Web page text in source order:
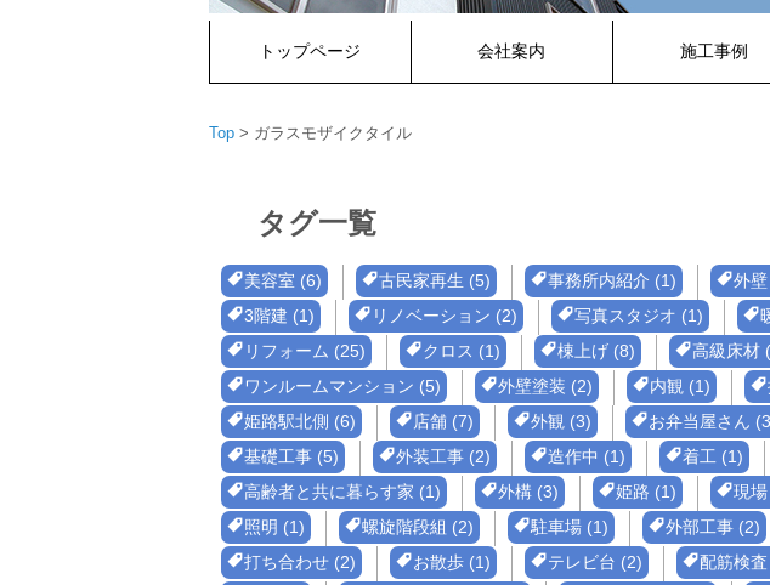
トップページ 会社案内 施工事例
Top > ガラスモザイクタイル
タグ一覧
美容室 (6) 古民家再生 (5) 事務所内紹介 (1) 外
3階建 (1)
リノベーション (2) 写真スタジオ (1)
リフォーム (25)
クロス (1) 棟上げ (8)
高級床材
ワンルームマンション (5)
外壁塗装 (2) 内観 (1)
姫路駅北側 (6)
店舗 (7) 外観 (3) お弁当屋さん
基礎工事 (5)
外装工事 (2) 造作中 (1) 着工 (1)
高齢者と共に暮らす家 (1)
外構 (3) 姫路 (1) 現
照明 (1)
螺旋階段組 (2) 駐車場 (1) 外部工事 (2)
打ち合わせ (2)
お散歩 (1) テレビ台 (2) 配筋検